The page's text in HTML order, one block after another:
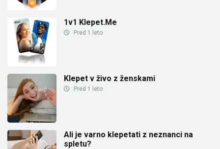
1v1 Klepet.Me
Pred 1 leto
Klepet v živo z ženskami
Pred 1 leto
Ali je varno klepetati z neznanci na
spletu?